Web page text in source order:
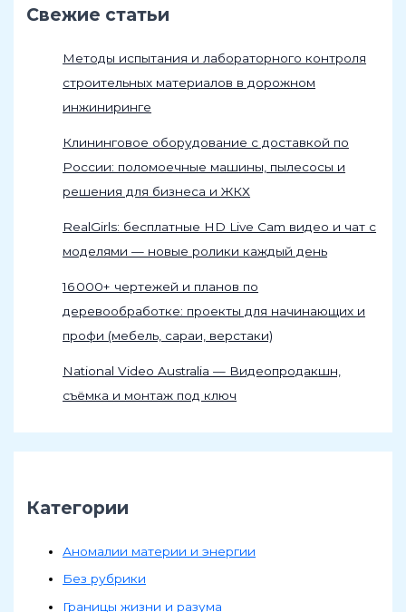
Свежие статьи
Методы испытания и лабораторного контроля
строительных материалов в дорожном
инжиниринге
Клининговое оборудование с доставкой по
России: поломоечные машины, пылесосы и
решения для бизнеса и ЖКХ
RealGirls: бесплатные HD Live Cam видео и чат с
моделями — новые ролики каждый день
16 000+ чертежей и планов по
деревообработке: проекты для начинающих и
профи (мебель, сараи, верстаки)
National Video Australia — Видеопродакшн,
съёмка и монтаж под ключ
Категории
Аномалии материи и энергии
Без рубрики
Границы жизни и разума